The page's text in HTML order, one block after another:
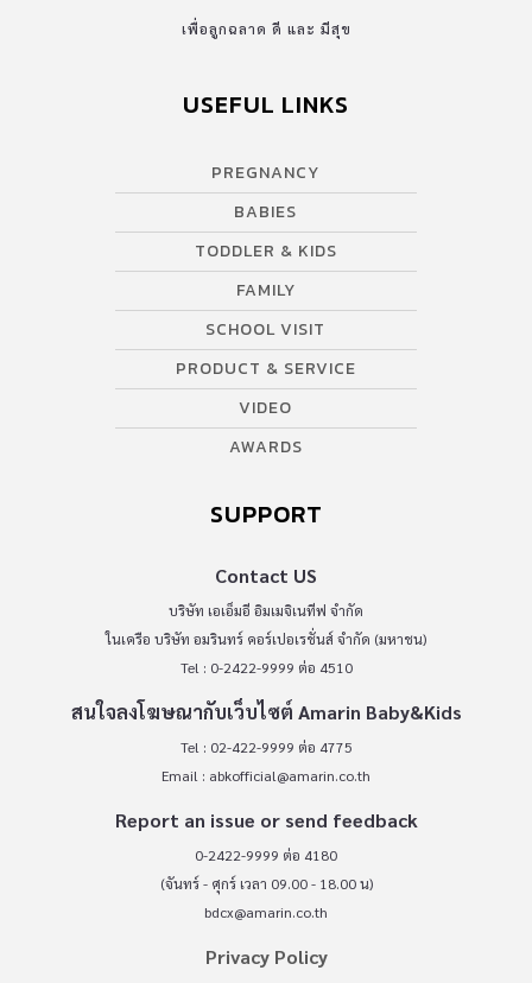
เพื่อลูกฉลาด ดี และ มีสุข
USEFUL LINKS
PREGNANCY
BABIES
TODDLER & KIDS
FAMILY
SCHOOL VISIT
PRODUCT & SERVICE
VIDEO
AWARDS
SUPPORT
Contact US
บริษัท เอเอ็มอี อิมเมจิเนทีฟ จำกัด
ในเครือ บริษัท อมรินทร์ คอร์เปอเรชั่นส์ จำกัด (มหาชน)
Tel : 0-2422-9999 ต่อ 4510
สนใจลงโฆษณากับเว็บไซต์ Amarin Baby&Kids
Tel : 02-422-9999 ต่อ 4775
Email : abkofficial@amarin.co.th
Report an issue or send feedback
0-2422-9999 ต่อ 4180
(จันทร์ - ศุกร์ เวลา 09.00 - 18.00 น)
bdcx@amarin.co.th
Privacy Policy